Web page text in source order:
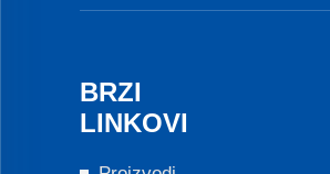
BRZI
LINKOVI